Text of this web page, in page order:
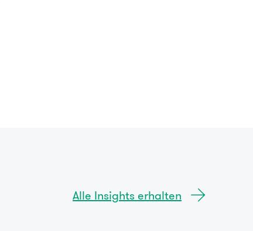
Alle Insights erhalten